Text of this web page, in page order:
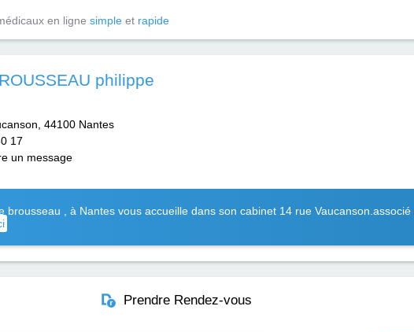
en ligne simple et rapide
philippe
44100 Nantes
17
un message
brousseau , à Nantes vous accueille dans son cabinet 14 rue
Prendre Rendez-vous